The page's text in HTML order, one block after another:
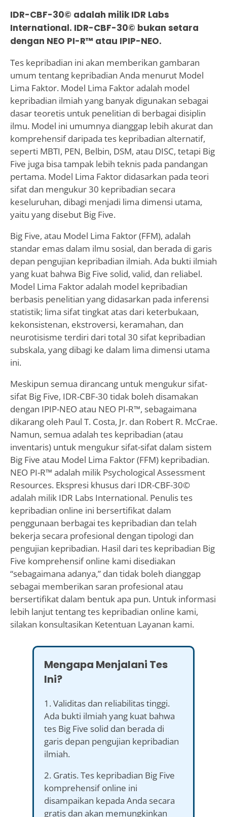
IDR-CBF-30© adalah milik IDR Labs
International. IDR-CBF-30© bukan setara
dengan NEO PI-R™ atau IPIP-NEO.
Tes kepribadian ini akan memberikan gambaran
umum tentang kepribadian Anda menurut Model
Lima Faktor. Model Lima Faktor adalah model
kepribadian ilmiah yang banyak digunakan sebagai
dasar teoretis untuk penelitian di berbagai disiplin
ilmu. Model ini umumnya dianggap lebih akurat dan
komprehensif daripada tes kepribadian alternatif,
seperti MBTI, PEN, Belbin, DSM, atau DISC, tetapi Big
Five juga bisa tampak lebih teknis pada pandangan
pertama. Model Lima Faktor didasarkan pada teori
sifat dan mengukur 30 kepribadian secara
keseluruhan, dibagi menjadi lima dimensi utama,
yaitu yang disebut Big Five.
Big Five, atau Model Lima Faktor (FFM), adalah
standar emas dalam ilmu sosial, dan berada di garis
depan pengujian kepribadian ilmiah. Ada bukti ilmiah
yang kuat bahwa Big Five solid, valid, dan reliabel.
Model Lima Faktor adalah model kepribadian
berbasis penelitian yang didasarkan pada inferensi
statistik; lima sifat tingkat atas dari keterbukaan,
kekonsistenan, ekstroversi, keramahan, dan
neurotisisme terdiri dari total 30 sifat kepribadian
subskala, yang dibagi ke dalam lima dimensi utama
ini.
Meskipun semua dirancang untuk mengukur sifat-
sifat Big Five, IDR-CBF-30 tidak boleh disamakan
dengan IPIP-NEO atau NEO PI-R™, sebagaimana
dikarang oleh Paul T. Costa, Jr. dan Robert R. McCrae.
Namun, semua adalah tes kepribadian (atau
inventaris) untuk mengukur sifat-sifat dalam sistem
Big Five atau Model Lima Faktor (FFM) kepribadian.
NEO PI-R™ adalah milik Psychological Assessment
Resources. Ekspresi khusus dari IDR-CBF-30©
adalah milik IDR Labs International. Penulis tes
kepribadian online ini bersertifikat dalam
penggunaan berbagai tes kepribadian dan telah
bekerja secara profesional dengan tipologi dan
pengujian kepribadian. Hasil dari tes kepribadian Big
Five komprehensif online kami disediakan
“sebagaimana adanya,” dan tidak boleh dianggap
sebagai memberikan saran profesional atau
bersertifikat dalam bentuk apa pun. Untuk informasi
lebih lanjut tentang tes kepribadian online kami,
silakan konsultasikan Ketentuan Layanan kami.
Mengapa Menjalani Tes
Ini?
1. Validitas dan reliabilitas tinggi.
Ada bukti ilmiah yang kuat bahwa
tes Big Five solid dan berada di
garis depan pengujian kepribadian
ilmiah.
2. Gratis. Tes kepribadian Big Five
komprehensif online ini
disampaikan kepada Anda secara
gratis dan akan memungkinkan